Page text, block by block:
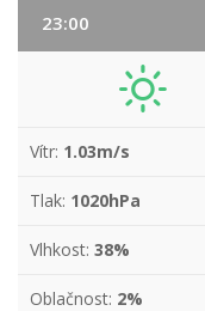
23:00
Vítr: 1.03m/s
Tlak: 1020hPa
Vlhkost: 38%
Oblačnost: 2%